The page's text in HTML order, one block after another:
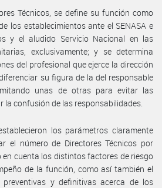
Técnicos, se define su función como
los establecimientos ante el SENASA e
y el aludido Servicio Nacional en las
exclusivamente; y se determina
del profesional que ejerce la dirección
su figura de la del responsable
unas de otras para evitar las
la confusión de las responsabilidades.
los parámetros claramente
el número de Directores Técnicos por
cuenta los distintos factores de riesgo
de la función, como así también el
y definitivas acerca de los